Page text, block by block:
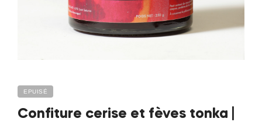
EPUISÉ
Confiture cerise et fèves tonka |